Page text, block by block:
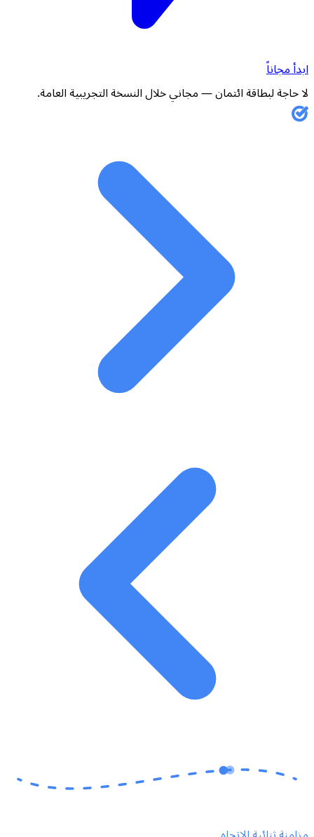
ابدأ مجاناً
لا حاجة لبطاقة ائتمان — مجاني خلال النسخة التجريبية العامة.